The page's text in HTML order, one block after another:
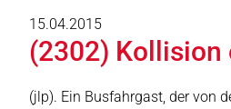
15.04.2015
(2302) Kollision
(jlp). Ein Busfahrgast, der von